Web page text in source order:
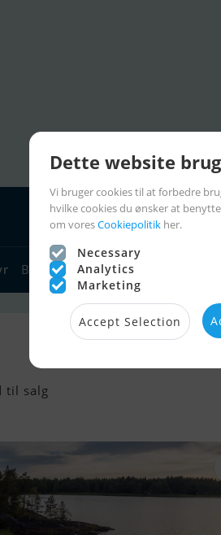
Bådforhandlere Sejlerlinks
til salg
Dette website
Vi bruger cookies til at forbedre
hvilke cookies du ønsker at
om voresCookiepolitik her.
Necessary
Analytics
Marketing
Accept Selection